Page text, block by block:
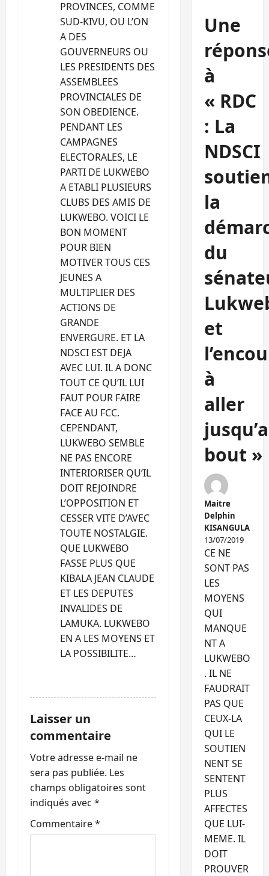
PROVINCES, COMME
SUD-KIVU, OU L’ON
A DES
GOUVERNEURS OU
LES PRESIDENTS DES
ASSEMBLEES
PROVINCIALES DE
SON OBEDIENCE.
PENDANT LES
CAMPAGNES
ELECTORALES, LE
PARTI DE LUKWEBO
A ETABLI PLUSIEURS
CLUBS DES AMIS DE
LUKWEBO. VOICI LE
BON MOMENT
POUR BIEN
MOTIVER TOUS CES
JEUNES A
MULTIPLIER DES
ACTIONS DE
GRANDE
ENVERGURE. ET LA
NDSCI EST DEJA
AVEC LUI. IL A DONC
TOUT CE QU’IL LUI
FAUT POUR FAIRE
FACE AU FCC.
CEPENDANT,
LUKWEBO SEMBLE
NE PAS ENCORE
INTERIORISER QU’IL
DOIT REJOINDRE
L’OPPOSITION ET
CESSER VITE D’AVEC
TOUTE NOSTALGIE.
QUE LUKWEBO
FASSE PLUS QUE
KIBALA JEAN CLAUDE
ET LES DEPUTES
INVALIDES DE
LAMUKA. LUKWEBO
EN A LES MOYENS ET
LA POSSIBILITE…
Laisser un
commentaire
Votre adresse e-mail ne
sera pas publiée. Les
champs obligatoires sont
indiqués avec *
Commentaire*
Une
à
« RDC
: La
NDSCI
la
du
et
à
aller
bout »
Maitre
Delphin
KISANGULA
13/07/2019
CE NE
SONT PAS
LES
MOYENS
QUI
MANQUE
NT A
LUKWEBO
. IL NE
FAUDRAIT
PAS QUE
CEUX-LA
QUI LE
SOUTIEN
NENT SE
SENTENT
PLUS
AFFECTES
QUE LUI-
MEME. IL
DOIT
PROUVER